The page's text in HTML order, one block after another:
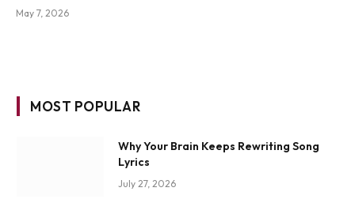
May 7, 2026
MOST POPULAR
Why Your Brain Keeps Rewriting Song
Lyrics
July 27, 2026